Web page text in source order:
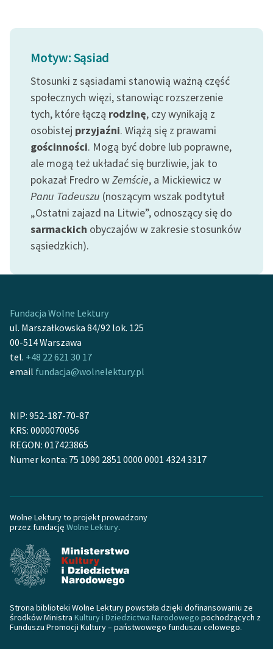
Kontakt
O projekcie
Zespół
Zasady wykorzystania
Wolnych Lektur
Logotypy
Materiały promocyjne
Polityka prywatności
Regulamin biblioteki
Informacja o treściach
wrażliwych
Deklaracja dostępności
Motyw: Sąsiad
Stosunki z sąsiadami stanowią ważną część
społecznych więzi, stanowiąc rozszerzenie
tych, które łączą rodzinę, czy wynikają z
osobistej przyjaźni. Wiążą się z prawami
gościnności. Mogą być dobre lub poprawne,
ale mogą też układać się burzliwie, jak to
pokazał Fredro wZemście, a Mickiewicz w
Panu Tadeuszu (noszącym wszak podtytuł
„Ostatni zajazd na Litwie”, odnoszący się do
sarmackich obyczajów w zakresie stosunków
sąsiedzkich).
Fundacja Wolne Lektury
ul. Marszałkowska 84/92 lok. 125
00-514 Warszawa
tel. +48 22 621 30 17
email fundacja@wolnelektury.pl
NIP: 952-187-70-87
KRS: 0000070056
REGON: 017423865
Numer konta: 75 1090 2851 0000 0001 4324 3317
Wolne Lektury to projekt prowadzony
przez fundację Wolne Lektury.
Strona biblioteki Wolne Lektury powstała dzięki dofinansowaniu ze
środków Ministra Kultury i Dziedzictwa Narodowego pochodzących z
Funduszu Promocji Kultury – państwowego funduszu celowego.